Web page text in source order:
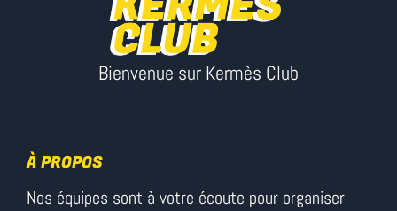
Bienvenue sur Kermès Club
À PROPOS
Nos équipes sont à votre écoute pour organiser